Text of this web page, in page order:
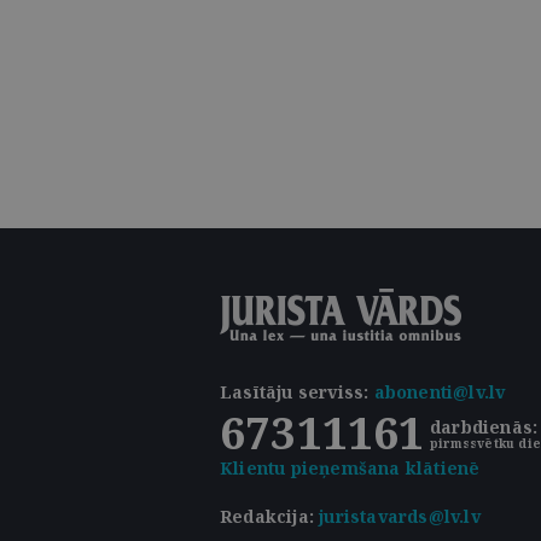
Lasītāju serviss: abonenti@lv.lv
67311161 darbdienās:
pirmssvētku
Klientu pieņemšana klātienē
Redakcija:juristavards@lv.lv